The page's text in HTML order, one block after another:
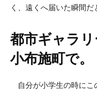
く、遠くへ届いた瞬間だ
都市ギャラ
小布施町で。
自分が小学生の時にこ